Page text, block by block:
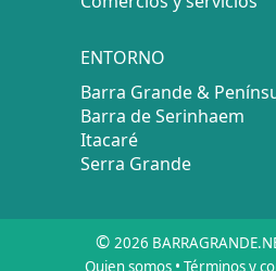
ENTORNO
Barra Grande &
Barra de Serinhaem
Itacaré
Serra Grande
© 2026
Quien somos• Términos y